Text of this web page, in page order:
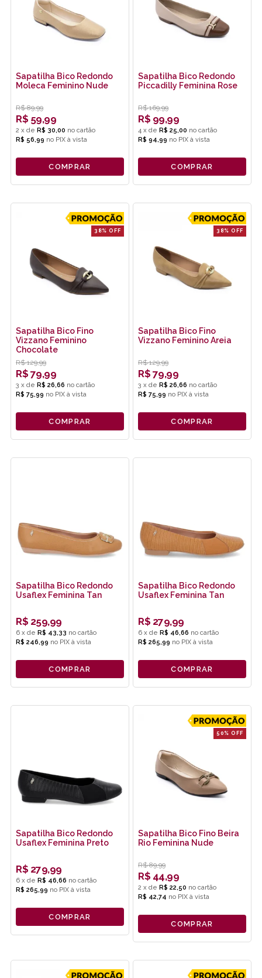
Sapatilha Bico Redondo
Moleca Feminino Nude
R$ 89,99
R$ 59,99
2 x de R$ 30,00
R$ 56,99 no PIX
COMPRAR
Sapatilha Bico Redondo
Piccadilly Feminina Rose
R$ 169,99
R$ 99,99
4 x de R$ 25,00
R$ 94,99 no PIX
COMPRAR
38% OFF
Sapatilha Bico Fino
Vizzano Feminino
Chocolate
R$ 129,99
R$ 79,99
3 x de R$ 26,66
R$ 75,99 no PIX
COMPRAR
38% OFF
Sapatilha Bico Fino
Vizzano Feminino Areia
R$ 129,99
R$ 79,99
3 x de R$ 26,66
R$ 75,99 no PIX
COMPRAR
Sapatilha Bico Redondo
Usaflex Feminina Tan
R$ 259,99
6 x de R$ 43,33
R$ 246,99 no PIX
COMPRAR
Sapatilha Bico Redondo
Usaflex Feminina Tan
R$ 279,99
6 x de R$ 46,66
R$ 265,99 no PIX
COMPRAR
Sapatilha Bico Redondo
Usaflex Feminina Preto
R$ 279,99
6 x de R$ 46,66
R$ 265,99 no PIX
COMPRAR
50% OFF
Sapatilha Bico Fino Beira
Rio Feminina Nude
R$ 89,99
R$ 44,99
2 x de R$ 22,50
R$ 42,74 no PIX
COMPRAR